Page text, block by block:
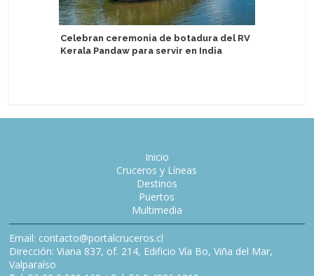
Celebran ceremonia de botadura del RV
Kerala Pandaw para servir en India
Inicio
Cruceros y Líneas
Destinos
Puertos
Multimedia
Email: contacto@portalcruceros.cl
Dirección: Viana 837, of. 214, Edificio Vía Bo, Viña del Mar,
Valparaíso